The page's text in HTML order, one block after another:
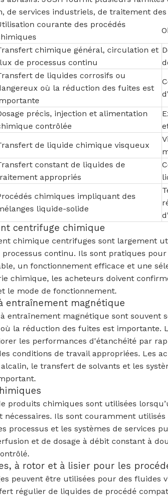
de services industriels, de traitement
courante des procédés
chimique général, circulation et
de processus continu
de liquides corrosifs ou
où la réduction des fuites est
précis, injection et alimentation
contrôlée
de liquide chimique visqueux
constant de liquides de
appropriés
chimiques impliquant des
liquide-solide
centrifuge chimique
chimique centrifuges sont largement
continu. Ils sont pratiques
un fonctionnement efficace et une
chimique, les acheteurs doivent
le mode de fonctionnement.
entraînement magnétique
entraînement magnétique sont souvent
la réduction des fuites est
les performances d'étanchéité par
conditions de travail appropriées. Les
le transfert de solvants et les
produits chimiques sont utilisées
Ils sont couramment
processus et les systèmes de services
et de dosage à débit constant à
à rotor et à lisier pour les
peuvent être utilisées pour des fluides
régulier de liquides de procédé